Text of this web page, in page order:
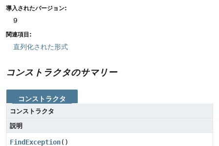
導入されたバージョン:
9
関連項目:
直列化された形式
コンストラクタのサマリー
コンストラクタ
コンストラクタ
説明
FindException()